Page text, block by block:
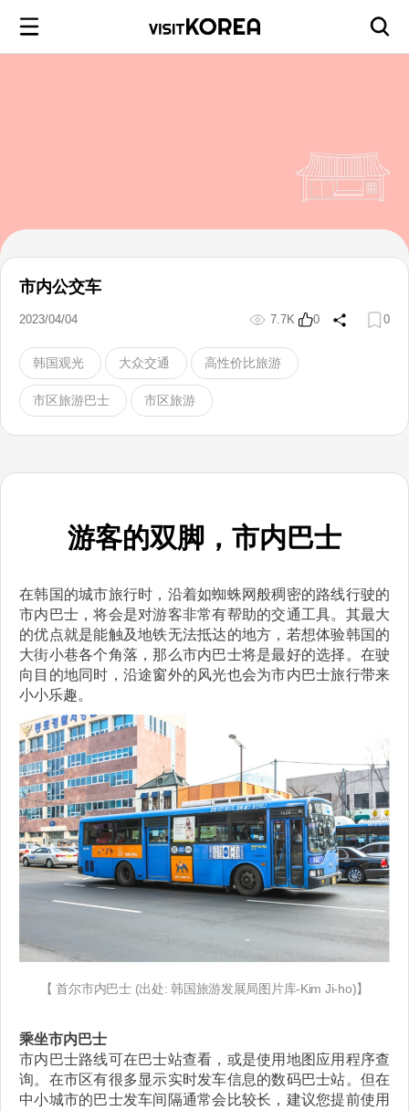
市内公交车
2023/04/04 7.7K 0 0
韩国观光 大众交通 高性价比旅游
市区旅游巴士 市区旅游
游客的双脚，市内巴士
在韩国的城市旅行时，沿着如蜘蛛网般稠密的路线行驶的
市内巴士，将会是对游客非常有帮助的交通工具。其最大
的优点就是能触及地铁无法抵达的地方，若想体验韩国的
大街小巷各个角落，那么市内巴士将是最好的选择。在驶
向目的地同时，沿途窗外的风光也会为市内巴士旅行带来
小小乐趣。
【 首尔市内巴士 (出处: 韩国旅游发展局图片库-Kim Ji-ho)】
乘坐市内巴士
市内巴士路线可在巴士站查看，或是使用地图应用程序查
询。在市区有很多显示实时发车信息的数码巴士站。但在
中小城市的巴士发车间隔通常会比较长，建议您提前使用